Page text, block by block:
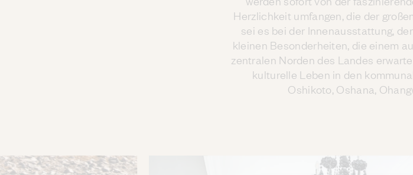
Herzlichkeit umfangen, die der
sei es bei der Innenausstattung,
kleinen Besonderheiten, die einem
zentralen Norden des Landes
kulturelle Leben in den
Oshikoto, Oshana,